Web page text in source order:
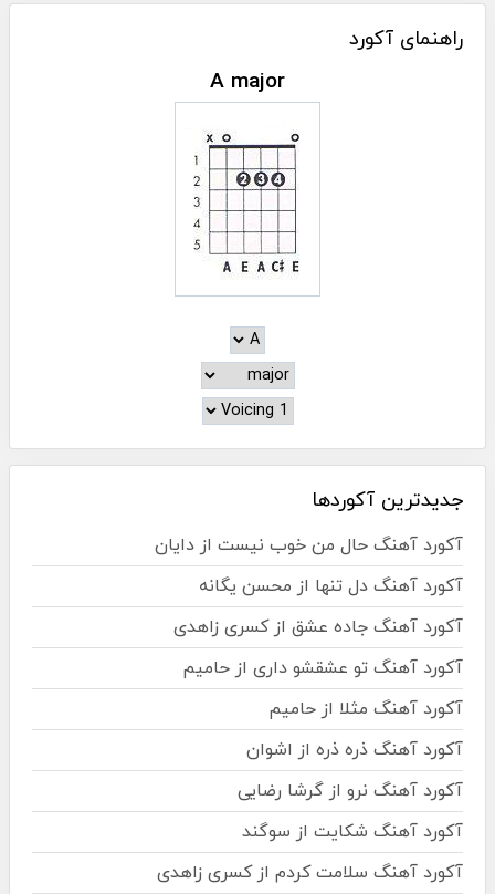
راهنمای آکورد
A major
جدیدترین آکوردها
آکورد آهنگ حال من خوب نیست از دایان
آکورد آهنگ دل تنها از محسن یگانه
آکورد آهنگ جاده عشق از کسری زاهدی
آکورد آهنگ تو عشقشو داری از حامیم
آکورد آهنگ مثلا از حامیم
آکورد آهنگ ذره ذره از اشوان
آکورد آهنگ نرو از گرشا رضایی
آکورد آهنگ شکایت از سوگند
آکورد آهنگ سلامت کردم از کسری زاهدی